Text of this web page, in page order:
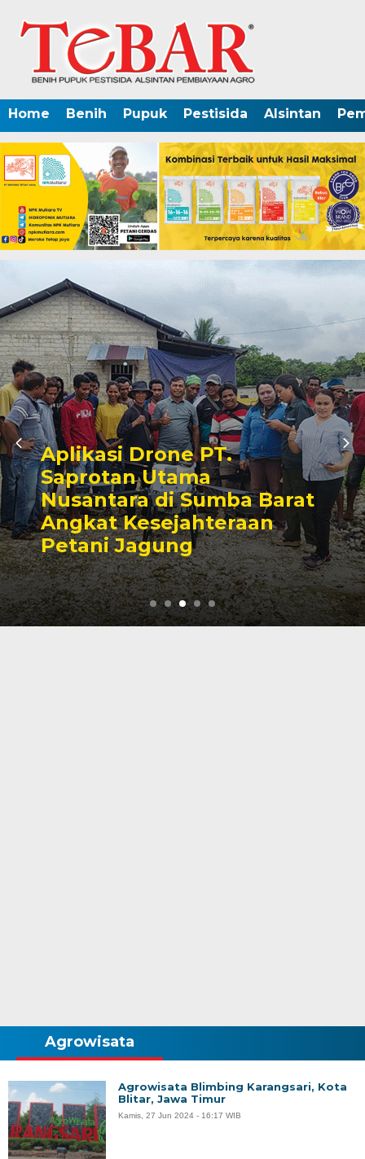
Home Benih Pupuk Pestisida Alsintan
Jangan Kalah oleh Hama
Penyakit, Yuk Atasi
Tantangan Budidaya
Kembang Kol!
Agrowisata
Agrowisata Blimbing Karangsari, Kota
Blitar, Jawa Timur
Kamis, 27 Jun 2024 - 16:17 WIB